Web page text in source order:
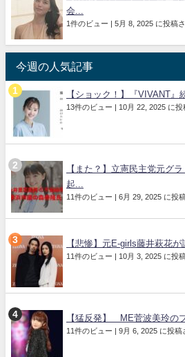
会...
1件のビュー | 5月 8, 2025 に投稿
今週の人気記事
【ショック！】『VIVANT』
13件のビュー | 10月 22, 2025 に投
【また？】立憲民主党元グ
起...
11件のビュー | 6月 29, 2025 に投
【悲惨】元E-girls藤井萩花が
11件のビュー | 10月 3, 2025 に投
【猛反発】≠ME菅波美玲の
11件のビュー | 9月 6, 2025 に投稿